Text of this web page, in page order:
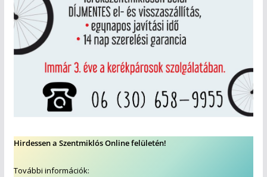
Hirdessen a Szentmiklós Online felületén!
További információk: